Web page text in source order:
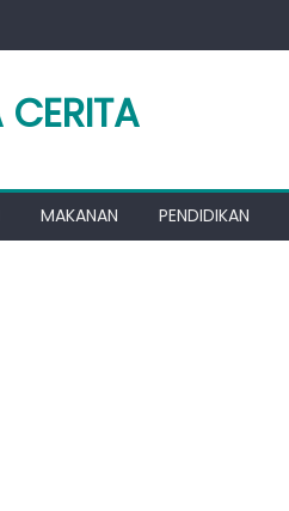
MAKANAN PENDIDIKAN